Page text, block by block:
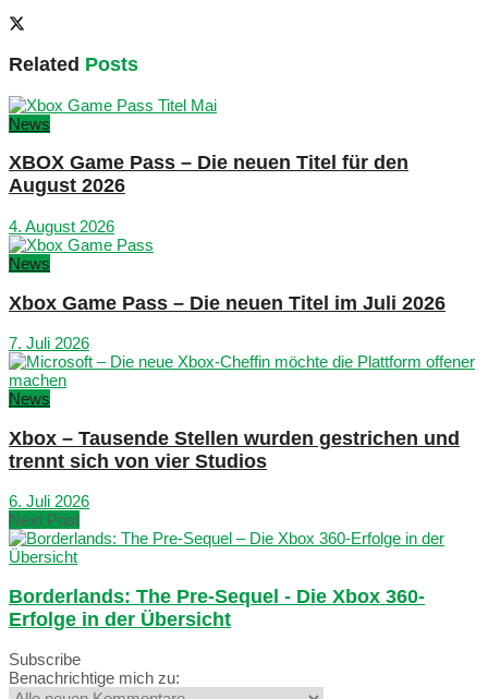
Related Posts
News
XBOX Game Pass – Die neuen Titel für den
August 2026
4. August 2026
News
Xbox Game Pass – Die neuen Titel im Juli 2026
7. Juli 2026
News
Xbox – Tausende Stellen wurden gestrichen und
trennt sich von vier Studios
6. Juli 2026
Next Post
Borderlands: The Pre-Sequel - Die Xbox 360-
Erfolge in der Übersicht
Subscribe
Benachrichtige mich zu: